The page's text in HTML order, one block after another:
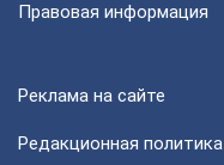
Правовая информация
Реклама на сайте
Редакционная политика